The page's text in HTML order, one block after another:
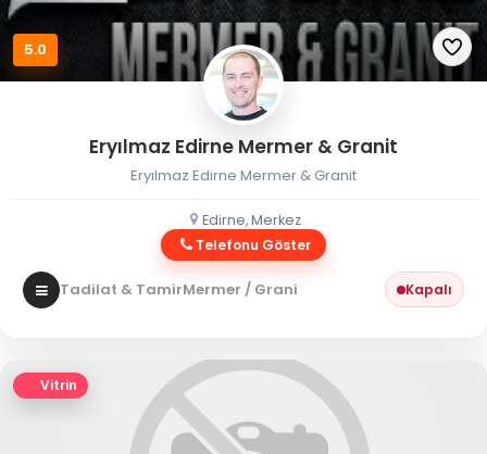
5.0
Eryılmaz Edirne Mermer & Granit
Eryılmaz Edirne Mermer & Granit
Edirne, Merkez
Telefonu Göster
Tadilat & TamirMermer / Granit Kapalı
Vitrin